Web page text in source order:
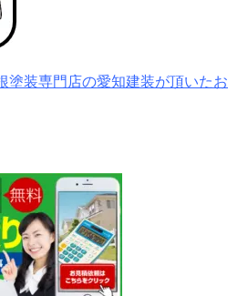
塗装専門店の愛知建装が頂いたお